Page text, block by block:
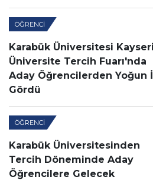
ÖĞRENCI
Karabük Üniversitesi Kayseri
Üniversite Tercih Fuarı'nda
Aday Öğrencilerden Yoğun
Gördü
ÖĞRENCI
Karabük Üniversitesinden
Tercih Döneminde Aday
Öğrencilere Gelecek